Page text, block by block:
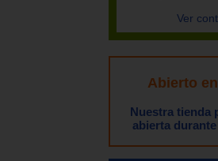
Ver
Abierto
Nuestra tienda
abierta